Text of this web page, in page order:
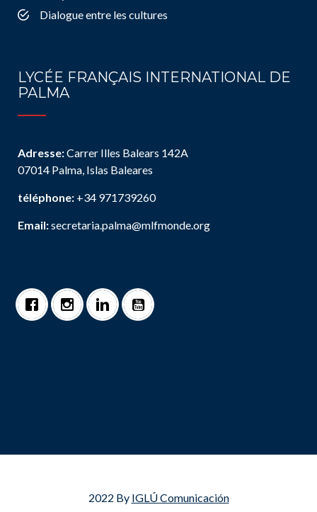
Dialogue entre les cultures
LYCÉE FRANÇAIS INTERNATIONAL DE
PALMA
Adresse:Carrer Illes Balears 142A
07014 Palma, Islas Baleares
téléphone: +34 971739260
Email:secretaria.palma@mlfmonde.org
2022 By IGLÚ Comunicación